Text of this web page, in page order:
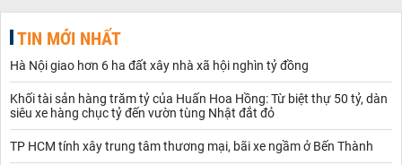
TIN MỚI NHẤT
Hà Nội giao hơn 6 ha đất xây nhà xã hội nghìn tỷ đồng
Khối tài sản hàng trăm tỷ của Huấn Hoa Hồng: Từ biệt thự 50 tỷ, dàn
siêu xe hàng chục tỷ đến vườn tùng Nhật đắt đỏ
TP HCM tính xây trung tâm thương mại, bãi xe ngầm ở Bến Thành